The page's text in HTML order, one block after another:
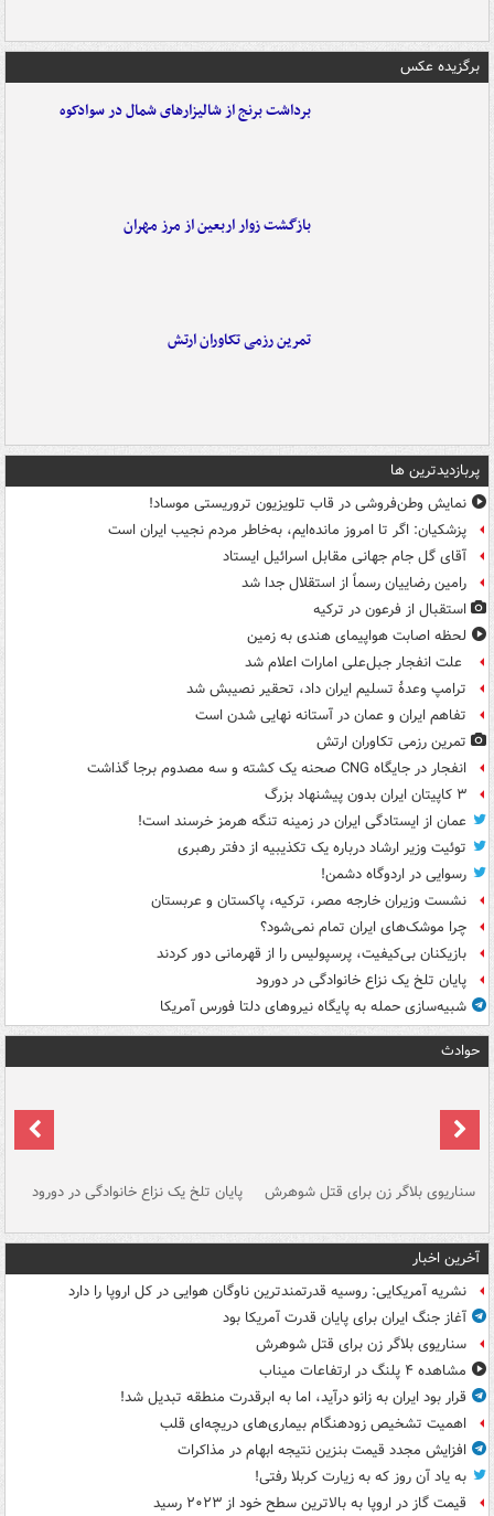
برگزیده عکس
برداشت برنج از شالیزارهای شمال در سوادکوه
بازگشت زوار اربعین از مرز مهران
تمرین رزمی تکاوران ارتش
پربازدیدترین ها
نمایش وطن‌فروشی در قاب تلویزیون تروریستی موساد!
پزشکیان: اگر تا امروز مانده‌ایم، به‌خاطر مردم نجیب ایران است
آقای گل جام جهانی مقابل اسرائیل ایستاد
رامین رضاییان رسماً از استقلال جدا شد
استقبال از فرعون در ترکیه
لحظه اصابت هواپیمای هندی به زمین
علت انفجار جبل‌علی امارات اعلام شد
ترامپ وعدۀ تسلیم ایران داد، تحقیر نصیبش شد
تفاهم ایران و عمان در آستانه نهایی شدن است
تمرین رزمی تکاوران ارتش
انفجار در جایگاه CNG صحنه یک کشته و سه مصدوم برجا گذاشت
۳ کاپیتان ایران بدون پیشنهاد بزرگ
عمان از ایستادگی ایران در زمینه تنگه هرمز خرسند است!
توئیت وزیر ارشاد درباره یک تکذیبیه از دفتر رهبری
رسوایی در اردوگاه دشمن!
نشست وزیران خارجه مصر، ترکیه، پاکستان و عربستان
چرا موشک‌های ایران تمام نمی‌شود؟
بازیکنان بی‌کیفیت، پرسپولیس را از قهرمانی دور کردند
پایان تلخ یک نزاع خانوادگی در دورود
شبیه‌سازی حمله به پایگاه نیروهای دلتا فورس آمریکا
حوادث
سناریوی بلاگر زن برای قتل شوهرش پایان تلخ یک نزاع خانوادگی در دورود
آخرین اخبار
نشریه آمریکایی: روسیه قدرتمندترین ناوگان هوایی در کل اروپا را دارد
آغاز جنگ ایران برای پایان قدرت آمریکا بود
سناریوی بلاگر زن برای قتل شوهرش
مشاهده ۴ پلنگ در ارتفاعات میناب
قرار بود ایران به زانو درآید، اما به ابرقدرت منطقه تبدیل شد!
اهمیت تشخیص زودهنگام بیماری‌های دریچه‌ای قلب
افزایش مجدد قیمت بنزین نتیجه ابهام در مذاکرات
به یاد آن روز که به زیارت کربلا رفتی!
قیمت گاز در اروپا به بالاترین سطح خود از ۲۰۲۳ رسید